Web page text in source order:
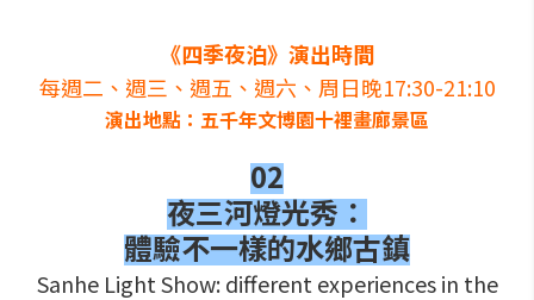
《四季夜泊》演出時間
每週二、週三、週五、週六、周日晚17:30-21:10
演出地點：五千年文博園十裡畫廊景區
02
夜三河燈光秀：
體驗不一樣的水鄉古鎮
Sanhe Light Show: different experiences in the